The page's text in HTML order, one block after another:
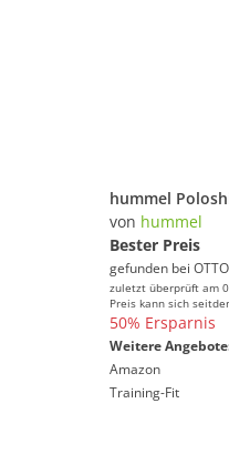
von hummel
Bester Preis
gefunden bei OTTO
zuletzt überprüft am
Preis kann sich
50% Ersparnis
Weitere
Amazon
Training-Fit